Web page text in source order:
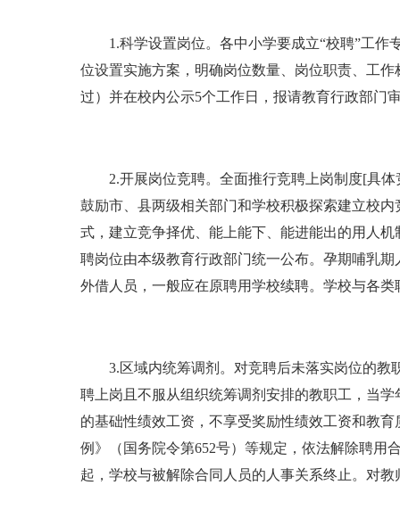
1.科学设置岗位。各中小学要成立“校聘”工作
位设置实施方案，明确岗位数量、岗位职责、工
过）并在校内公示5个工作日，报请教育行政部门
2.开展岗位竞聘。全面推行竞聘上岗制度[具体
鼓励市、县两级相关部门和学校积极探索建立校
式，建立竞争择优、能上能下、能进能出的用人
聘岗位由本级教育行政部门统一公布。孕期哺乳
外借人员，一般应在原聘用学校续聘。学校与各
3.区域内统筹调剂。对竞聘后未落实岗位的教
聘上岗且不服从组织统筹调剂安排的教职工，当
的基础性绩效工资，不享受奖励性绩效工资和教
例》（国务院令第652号）等规定，依法解除聘用
起，学校与被解除合同人员的人事关系终止。对